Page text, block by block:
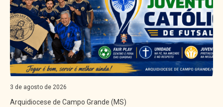
3 de agosto de 2026
Arquidiocese de Campo Grande (MS)